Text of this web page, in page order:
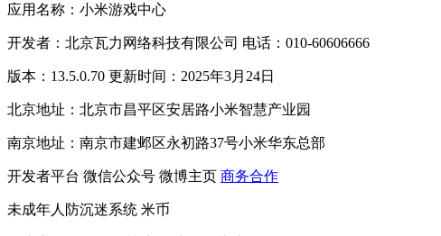
应用名称：小米游戏中心
开发者：北京瓦力网络科技有限公司 电话：010-60606666
版本：13.5.0.70 更新时间：2025年3月24日
北京地址：北京市昌平区安居路小米智慧产业园
南京地址：南京市建邺区永初路37号小米华东总部
开发者平台 微信公众号 微博主页 商务合作
未成年人防沉迷系统 米币